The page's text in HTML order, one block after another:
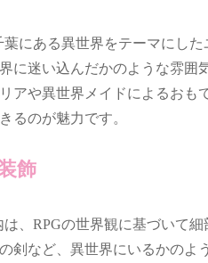
葉にある異世界をテーマにし
に迷い込んだかのような雰囲
アや異世界メイドによるおも
るのが魅力です。
飾
、RPGの世界観に基づいて
剣など、異世界にいるかのよ